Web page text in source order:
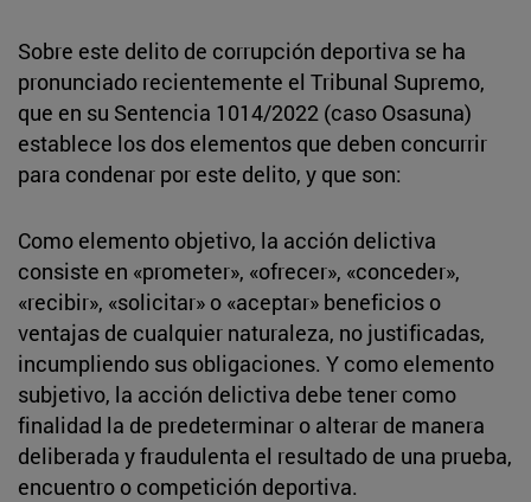
Sobre este delito de corrupción deportiva se ha
pronunciado recientemente el Tribunal Supremo,
que en su Sentencia 1014/2022 (caso Osasuna)
establece los dos elementos que deben concurrir
para condenar por este delito, y que son:
Como elemento objetivo, la acción delictiva
consiste en «prometer», «ofrecer», «conceder»,
«recibir», «solicitar» o «aceptar» beneficios o
ventajas de cualquier naturaleza, no justificadas,
incumpliendo sus obligaciones. Y como elemento
subjetivo, la acción delictiva debe tener como
finalidad la de predeterminar o alterar de manera
deliberada y fraudulenta el resultado de una prueba,
encuentro o competición deportiva.